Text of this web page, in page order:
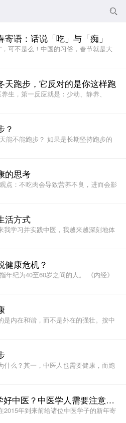

语：话说「吃」与「痴」
，可不是么！中国的习俗，春节就是大
天跑步，它反对的是你这样跑
生，第一反应就是：少动、静养、
？
能不能跑步？ 如果是长期坚持跑步的
的思考
点：不吃肉会导致营养不良，进而会影
活方式
我学习并实践中医，我越来越深刻地体
健康危机？
年纪为40至60岁之间的人。 《内经》
是内在和谐，而不是外在的强壮。按中
什么？其一，中医人也需要健康，而跑
刘力红 | 如何学好中医？中医学人需要注意这几点
2015年到来前给诸位中医学子的新年寄